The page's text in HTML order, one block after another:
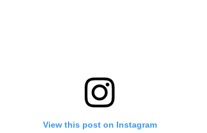
View this post on Instagram